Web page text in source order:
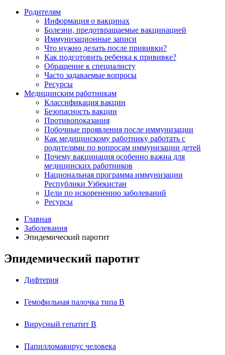
Родителям
Информация о вакцинах
Болезни, предотвращаемые вакцинацией
Иммунизационные записи
Что нужно делать после прививки?
Как подготовить ребенка к прививке?
Обращение к специалисту
Часто задаваемые вопросы
Ресурсы
Медицинским работникам
Классификация вакцин
Безопасность вакцин
Противопоказания
Побочные проявления после иммунизации
Как медицинскому работнику работать с
родителями по вопросам иммунизации детей
Почему вакцинация особенно важна для
медицинских работников
Национальная программа иммунизации
Республики Узбекистан
Цели по искоренению заболеваний
Ресурсы
Главная
Заболевания
Эпидемический паротит
Эпидемический паротит
Дифтерия
Гемофильная палочка типа B
Вирусный гепатит В
Папилломавирус человека